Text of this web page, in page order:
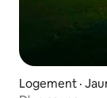
Logement ·